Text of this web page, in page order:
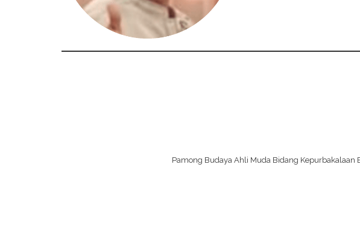
Pamong Budaya Ahli Muda Bidang Kepurbakalaan